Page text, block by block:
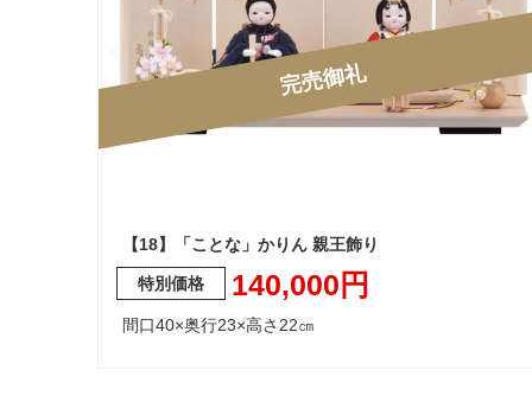
【18】「ことな」かりん 親王飾り
140,000円
間口40×奥行23×高さ22㎝
完売御礼